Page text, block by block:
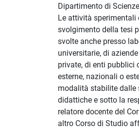
Dipartimento di
Le attività sperimentali
svolgimento della tesi
svolte anche presso
universitarie, di
private, di enti pubblici
esterne, nazionali o
modalità stabilite dalle
didattiche e sotto la
relatore docente del
altro Corso di Studio